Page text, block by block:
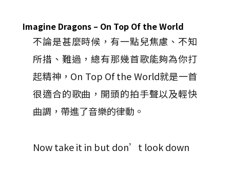
Imagine Dragons – On Top Of the World
不論是甚麼時候，有一點兒焦慮、不知
所措、難過，總有那幾首歌能夠為你打
起精神，On Top Of the World就是一首
很適合的歌曲，開頭的拍手聲以及輕快
曲調，帶進了音樂的律動。
Now take it in but don’t look down